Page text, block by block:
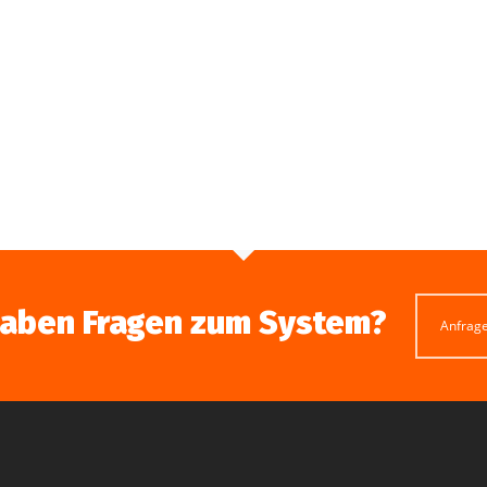
Fragen zum System?